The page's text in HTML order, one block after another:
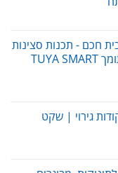
חכם - תכנות סצינות
ואוטומציות בלחיצת כפתור | תומך TUYA SMART
נטען - 10 מצבים + 2 נקודות גירוי | שקט